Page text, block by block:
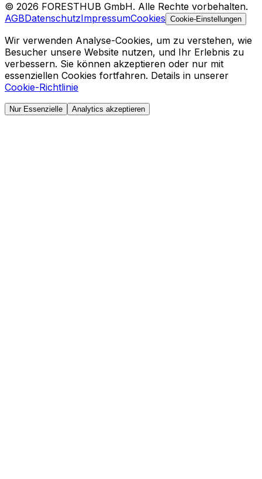
© 2026 FORESTHUB GmbH. Alle Rechte vorbehalten.
AGBDatenschutzImpressumCookies Cookie-Einstellungen
Wir verwenden Analyse-Cookies, um zu verstehen, wie
Besucher unsere Website nutzen, und Ihr Erlebnis zu
verbessern. Sie können akzeptieren oder nur mit
essenziellen Cookies fortfahren. Details in unserer
Cookie-Richtlinie
Nur Essenzielle Analytics akzeptieren